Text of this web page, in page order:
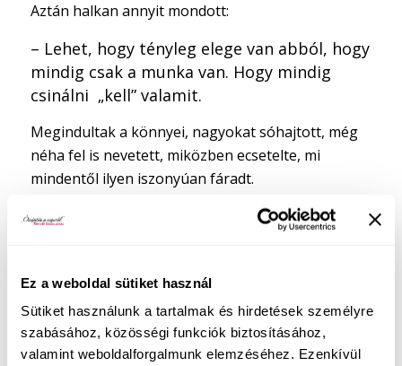
Ez a weboldal sütiket használ
Sütiket használunk a tartalmak és hirdetések személyre
szabásához, közösségi funkciók biztosításához,
valamint weboldalforgalmunk elemzéséhez. Ezenkívül
Aztán halkan annyit mondott:
– Lehet, hogy tényleg elege van abból, hogy
mindig csak a munka van. Hogy mindig
csinálni „kell” valamit.
Megindultak a könnyei, nagyokat sóhajtott, még
néha fel is nevetett, miközben ecsetelte, mi
mindentől ilyen iszonyúan fáradt.
hogy a teste mindössze annyira képes egy hosszú
Ez volt az a pillanat, amikor
elkezdett másképp nézni a testére.